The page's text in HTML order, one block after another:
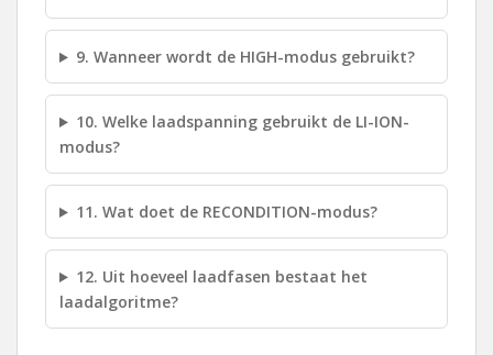
9. Wanneer wordt de HIGH-modus gebruikt?
10. Welke laadspanning gebruikt de LI-ION-
modus?
11. Wat doet de RECONDITION-modus?
12. Uit hoeveel laadfasen bestaat het
laadalgoritme?